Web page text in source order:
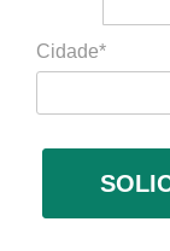
Cidade*